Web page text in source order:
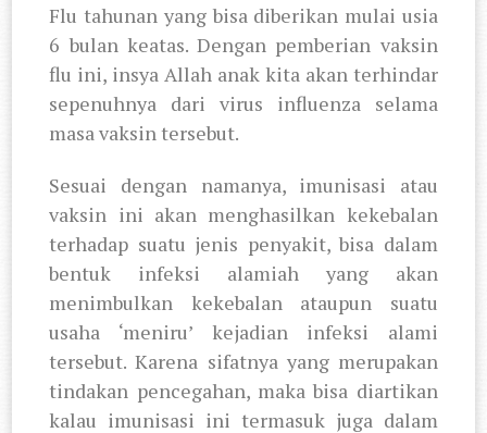
Flu tahunan yang bisa diberikan mulai usia
6 bulan keatas. Dengan pemberian vaksin
flu ini, insya Allah anak kita akan terhindar
sepenuhnya dari virus influenza selama
masa vaksin tersebut.
Sesuai dengan namanya, imunisasi atau
vaksin ini akan menghasilkan kekebalan
terhadap suatu jenis penyakit, bisa dalam
bentuk infeksi alamiah yang akan
menimbulkan kekebalan ataupun suatu
usaha ‘meniru’ kejadian infeksi alami
tersebut. Karena sifatnya yang merupakan
tindakan pencegahan, maka bisa diartikan
kalau imunisasi ini termasuk juga dalam